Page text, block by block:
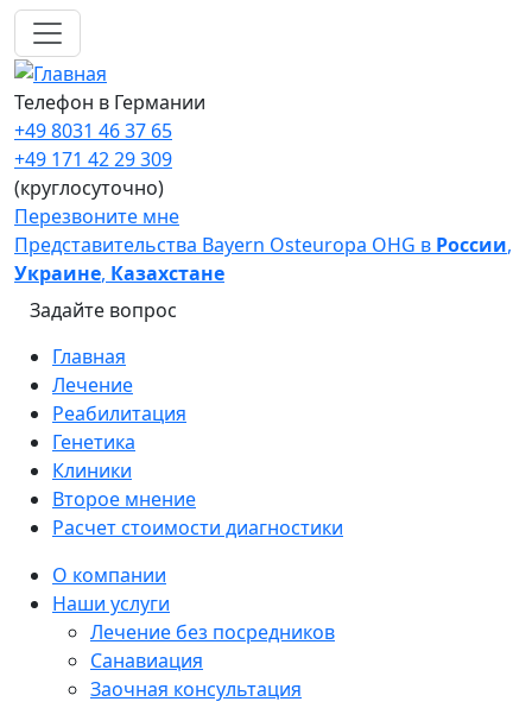
Перейти к основному содержанию
Телефон в Германии
+49 8031 46 37 65
+49 171 42 29 309
(круглосуточно)
Перезвоните мне
Представительства Bayern Osteuropa OHG в России,
Украине, Казахстане
Задайте вопрос
Main navigation
Главная
Лечение
Реабилитация
Генетика
Клиники
Второе мнение
Расчет стоимости диагностики
Sidebar
О компании
Наши услуги
Лечение без посредников
Санавиация
Заочная консультация